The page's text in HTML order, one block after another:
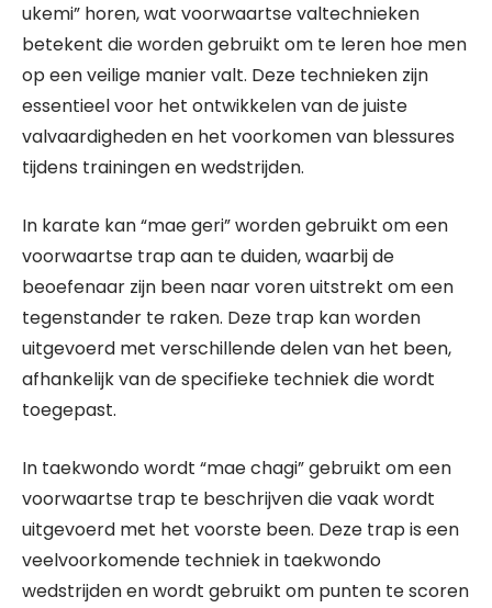
ukemi” horen, wat voorwaartse valtechnieken
betekent die worden gebruikt om te leren hoe men
op een veilige manier valt. Deze technieken zijn
essentieel voor het ontwikkelen van de juiste
valvaardigheden en het voorkomen van blessures
tijdens trainingen en wedstrijden.
In karate kan “mae geri” worden gebruikt om een
voorwaartse trap aan te duiden, waarbij de
beoefenaar zijn been naar voren uitstrekt om een
tegenstander te raken. Deze trap kan worden
uitgevoerd met verschillende delen van het been,
afhankelijk van de specifieke techniek die wordt
toegepast.
In taekwondo wordt “mae chagi” gebruikt om een
voorwaartse trap te beschrijven die vaak wordt
uitgevoerd met het voorste been. Deze trap is een
veelvoorkomende techniek in taekwondo
wedstrijden en wordt gebruikt om punten te scoren